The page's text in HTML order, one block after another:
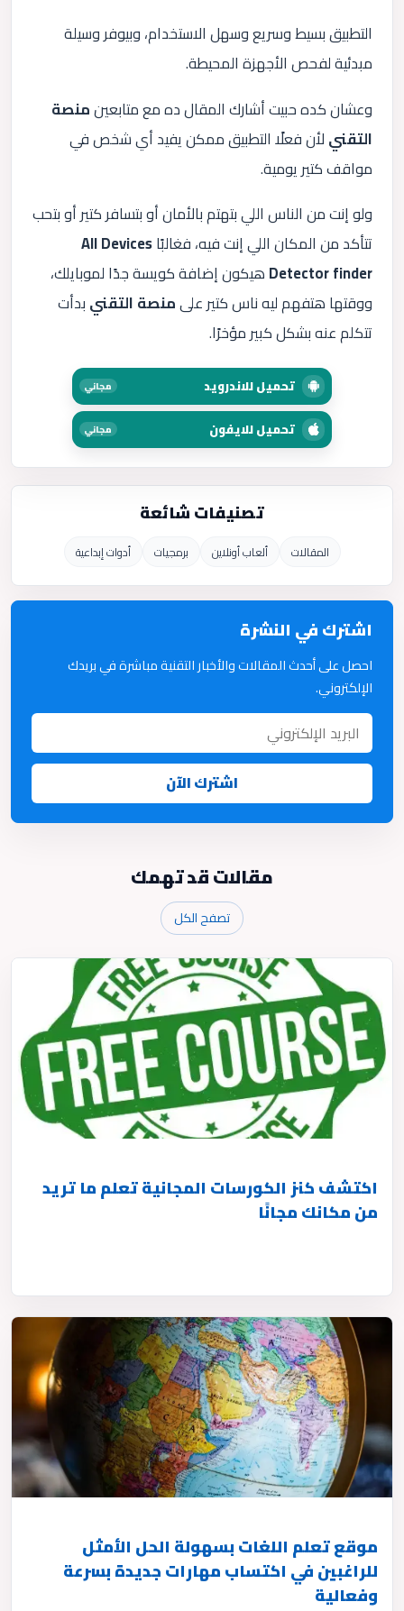
تصنيفات شائعة
المقالات ألعاب أونلاين برمجيات أدوات إبداعية
اشترك في النشرة
احصل على أحدث المقالات والأخبار التقنية مباشرة في بريدك
الإلكتروني.
اشترك الآن
التطبيق بسيط وسريع وسهل الاستخدام، وبيوفر وسيلة
مبدئية لفحص الأجهزة المحيطة.
وعشان كده حبيت أشارك المقال ده مع متابعينمنصة
التقني لأن فعلًا التطبيق ممكن يفيد أي شخص في
مواقف كتير يومية.
ولو إنت من الناس اللي بتهتم بالأمان أو بتسافر كتير أو بتحب
تتأكد من المكان اللي إنت فيه، فغالبًاAll Devices
Detector finder هيكون إضافة كويسة جدًا لموبايلك،
ووقتها هتفهم ليه ناس كتير علىمنصة التقني بدأت
تتكلم عنه بشكل كبير مؤخرًا.
تحميل للاندرويد مجاني
تحميل للايفون مجاني
مقالات قد تهمك
تصفح الكل
اكتشف كنز الكورسات المجانية تعلم ما تريد
من مكانك مجانًا
موقع تعلم اللغات بسهولة الحل الأمثل
للراغبين في اكتساب مهارات جديدة بسرعة
وفعالية